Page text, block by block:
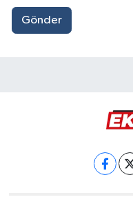
Gönder